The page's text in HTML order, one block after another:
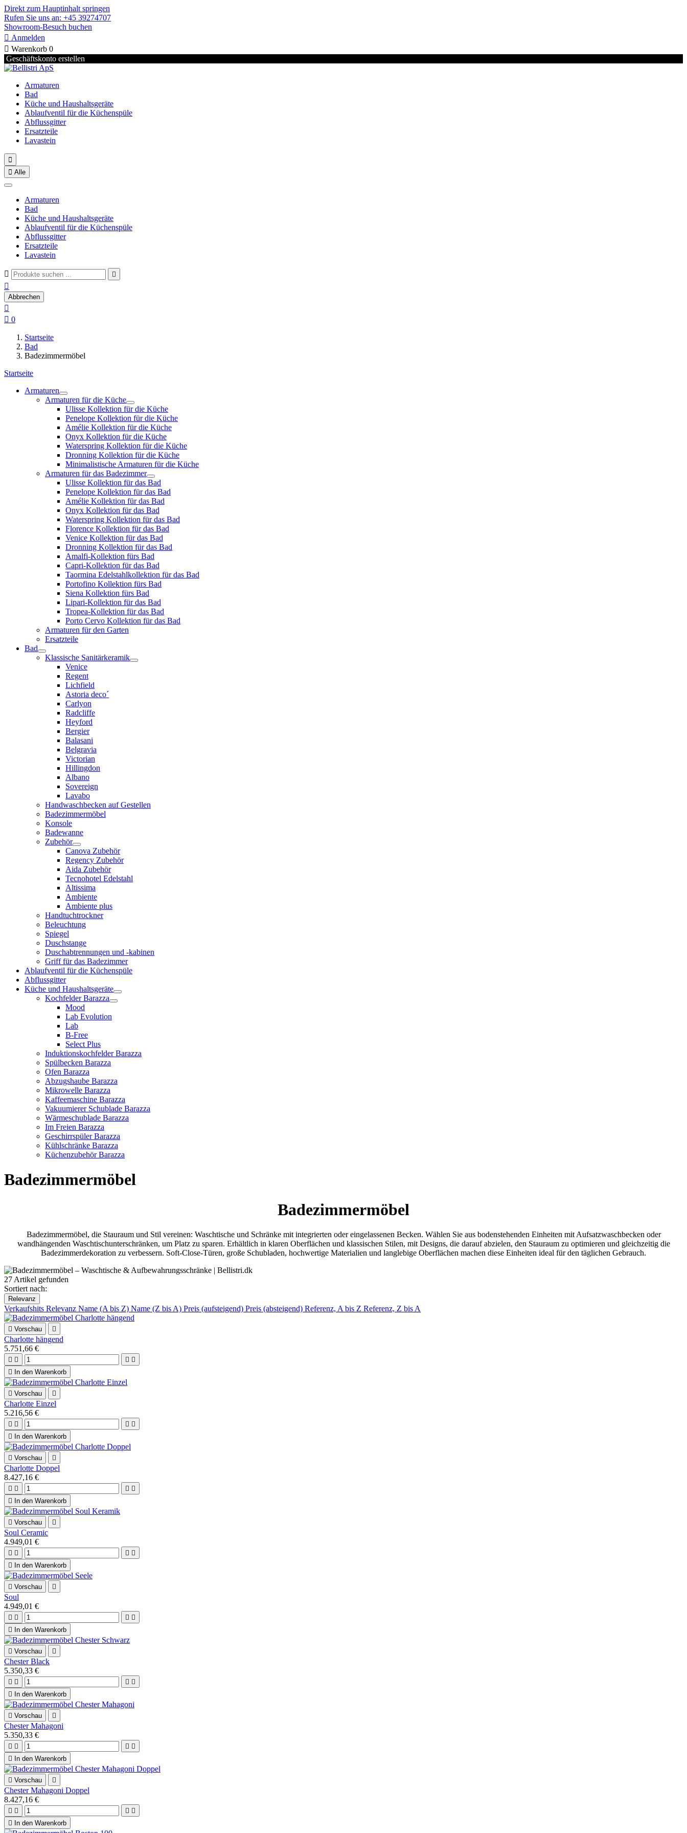
Direkt zum Hauptinhalt springen
Rufen Sie uns an: +45 39274707
Showroom-Besuch buchen
 Anmelden
 Warenkorb 0
Geschäftskonto erstellen
Armaturen
Bad
Küche und Haushaltsgeräte
Ablaufventil für die Küchenspüle
Abflussgitter
Ersatzteile
Lavastein

 Alle
Armaturen
Bad
Küche und Haushaltsgeräte
Ablaufventil für die Küchenspüle
Abflussgitter
Ersatzteile
Lavastein
 

Abbrechen

 0
Startseite
Bad
Badezimmermöbel
Startseite
Armaturen
Armaturen für die Küche
Ulisse Kollektion für die Küche
Penelope Kollektion für die Küche
Amélie Kollektion für die Küche
Onyx Kollektion für die Küche
Waterspring Kollektion für die Küche
Dronning Kollektion für die Küche
Minimalistische Armaturen für die Küche
Armaturen für das Badezimmer
Ulisse Kollektion für das Bad
Penelope Kollektion für das Bad
Amélie Kollektion für das Bad
Onyx Kollektion für das Bad
Waterspring Kollektion für das Bad
Florence Kollektion für das Bad
Venice Kollektion für das Bad
Dronning Kollektion für das Bad
Amalfi-Kollektion fürs Bad
Capri-Kollektion für das Bad
Taormina Edelstahlkollektion für das Bad
Portofino Kollektion fürs Bad
Siena Kollektion fürs Bad
Lipari-Kollektion für das Bad
Tropea-Kollektion für das Bad
Porto Cervo Kollektion für das Bad
Armaturen für den Garten
Ersatzteile
Bad
Klassische Sanitärkeramik
Venice
Regent
Lichfield
Astoria deco´
Carlyon
Radcliffe
Heyford
Bergier
Balasani
Belgravia
Victorian
Hillingdon
Albano
Sovereign
Lavabo
Handwaschbecken auf Gestellen
Badezimmermöbel
Konsole
Badewanne
Zubehör
Canova Zubehör
Regency Zubehör
Aida Zubehör
Tecnohotel Edelstahl
Altissima
Ambiente
Ambiente plus
Handtuchtrockner
Beleuchtung
Spiegel
Duschstange
Duschabtrennungen und -kabinen
Griff für das Badezimmer
Ablaufventil für die Küchenspüle
Abflussgitter
Küche und Haushaltsgeräte
Kochfelder Barazza
Mood
Lab Evolution
Lab
B-Free
Select Plus
Induktionskochfelder Barazza
Spülbecken Barazza
Ofen Barazza
Abzugshaube Barazza
Mikrowelle Barazza
Kaffeemaschine Barazza
Vakuumierer Schublade Barazza
Wärmeschublade Barazza
Im Freien Barazza
Geschirrspüler Barazza
Kühlschränke Barazza
Küchenzubehör Barazza
Badezimmermöbel
Badezimmermöbel
Badezimmermöbel, die Stauraum und Stil vereinen: Waschtische und Schränke mit integrierten oder eingelassenen Becken. Wählen Sie aus bodenstehenden Einheiten mit Aufsatzwaschbecken oder
wandhängenden Waschtischunterschränken, um Platz zu sparen. Erhältlich in klaren Oberflächen und klassischen Stilen, mit Designs, die darauf abzielen, den Stauraum zu optimieren und gleichzeitig die
Badezimmerdekoration zu verbessern. Soft-Close-Türen, große Schubladen, hochwertige Materialien und langlebige Oberflächen machen diese Einheiten ideal für den täglichen Gebrauch.
27 Artikel gefunden
Sortiert nach:
Relevanz
Verkaufshits Relevanz Name (A bis Z) Name (Z bis A) Preis (aufsteigend) Preis (absteigend) Referenz, A bis Z Referenz, Z bis A
 Vorschau 
Charlotte hängend
5.751,66 €
   

In den Warenkorb
 Vorschau 
Charlotte Einzel
5.216,56 €
   

In den Warenkorb
 Vorschau 
Charlotte Doppel
8.427,16 €
   

In den Warenkorb
 Vorschau 
Soul Ceramic
4.949,01 €
   

In den Warenkorb
 Vorschau 
Soul
4.949,01 €
   

In den Warenkorb
 Vorschau 
Chester Black
5.350,33 €
   

In den Warenkorb
 Vorschau 
Chester Mahagoni
5.350,33 €
   

In den Warenkorb
 Vorschau 
Chester Mahagoni Doppel
8.427,16 €
   

In den Warenkorb